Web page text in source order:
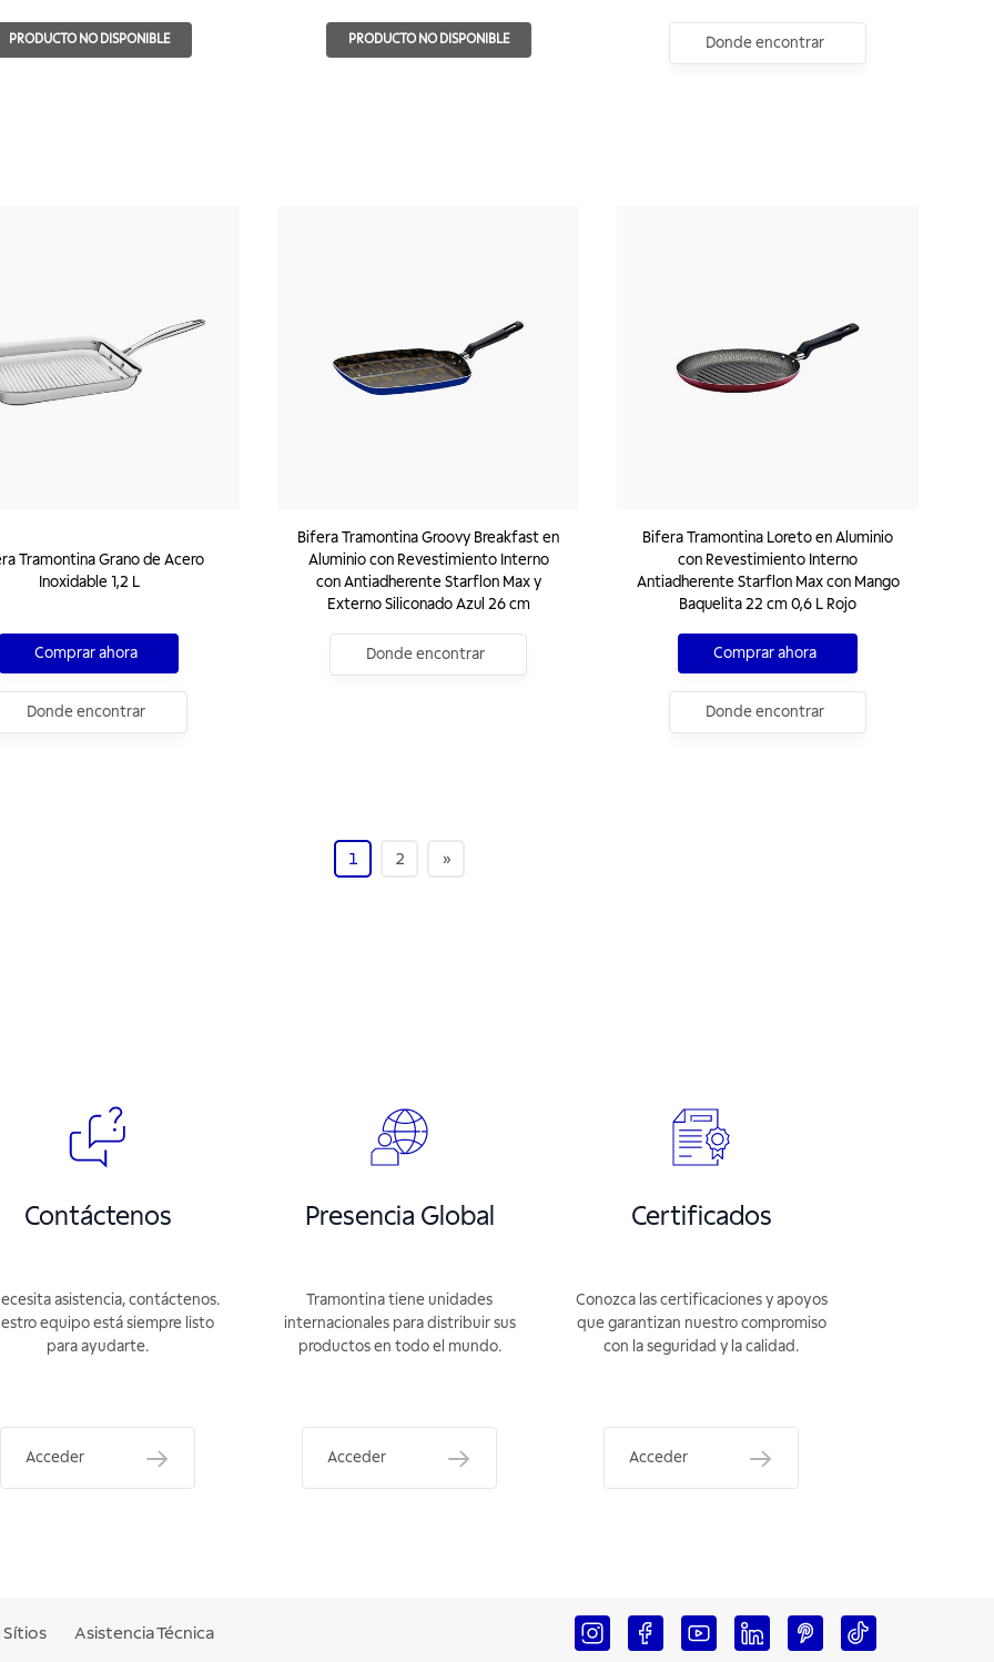
PRODUCTO NO DISPONIBLE PRODUCTO NO DISPONIBLE Donde encontrar
Tramontina Grano de Acero
Inoxidable 1,2 L
Comprar ahora
Donde encontrar
Bifera Tramontina Groovy Breakfast en
Aluminio con Revestimiento Interno
con Antiadherente Starflon Max y
Externo Siliconado Azul 26 cm
Donde encontrar
Bifera Tramontina Loreto en Aluminio
con Revestimiento Interno
Antiadherente Starflon Max con Mango
Baquelita 22 cm 0,6 L Rojo
Comprar ahora
Donde encontrar
1 2 »
Contáctenos
asistencia, contáctenos.
equipo está siempre listo
para ayudarte.
Acceder
Presencia Global
Tramontina tiene unidades
internacionales para distribuir sus
productos en todo el mundo.
Acceder
Certificados
Conozca las certificaciones y apoyos
que garantizan nuestro compromiso
con la seguridad y la calidad.
Acceder
Asistencia Técnica